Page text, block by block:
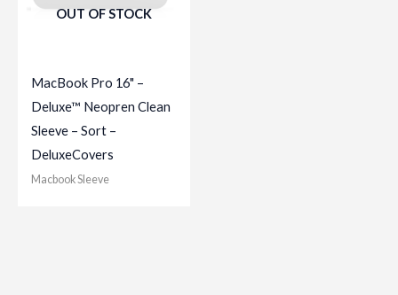
OUT OF STOCK
MacBook Pro 16" –
Deluxe™ Neopren Clean
Sleeve – Sort –
DeluxeCovers
Macbook Sleeve